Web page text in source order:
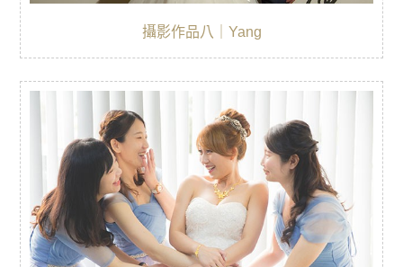
攝影作品八｜Yang